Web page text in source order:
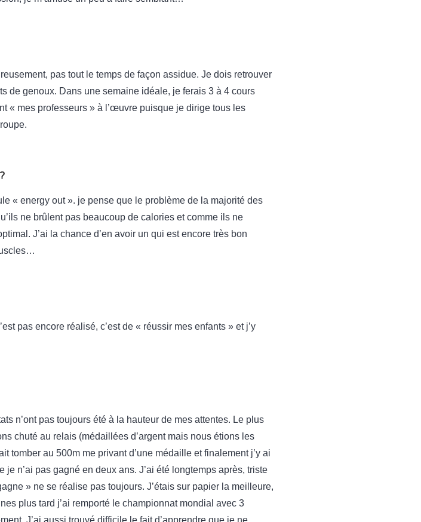
pas tout le temps de façon assidue. Je dois retrouver
de genoux. Dans une semaine idéale, je ferais 3 à 4 cours
« mes professeurs » à l’œuvre puisque je dirige tous les
« energy out ». je pense que le problème de la majorité des
ne brûlent pas beaucoup de calories et comme ils ne
J’ai la chance d’en avoir un qui est encore très bon
pas encore réalisé, c’est de « réussir mes enfants » et j’y
n’ont pas toujours été à la hauteur de mes attentes. Le plus
chuté au relais (médaillées d’argent mais nous étions les
tomber au 500m me privant d’une médaille et finalement j’y ai
je n’ai pas gagné en deux ans. J’ai été longtemps après, triste
» ne se réalise pas toujours. J’étais sur papier la meilleure,
plus tard j’ai remporté le championnat mondial avec 3
J’ai aussi trouvé difficile le fait d’apprendre que je ne